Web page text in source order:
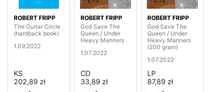
ROBERT FRIPP
The Guitar Circle
(hardback book)
1.09.2022
KS
202,89 zł
ROBERT FRIPP
God Save The
Queen / Under
Heavy Manners
1.07.2022
CD
33,89 zł
ROBERT FRIPP
God Save The
Queen / Under
Heavy Manners
(200 gram)
1.07.2022
LP
87,89 zł